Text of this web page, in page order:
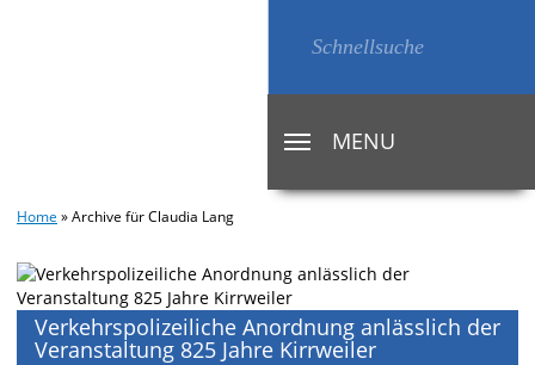
TOGGLE
NAVIGATION
MENU
Home »Archive für Claudia Lang
Verkehrspolizeiliche Anordnung anlässlich der
Veranstaltung 825 Jahre Kirrweiler